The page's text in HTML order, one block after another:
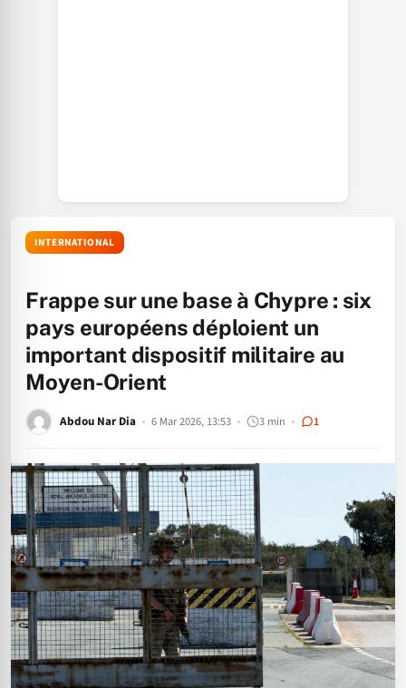
INTERNATIONAL
Frappe sur une base à Chypre : six
pays européens déploient un
important dispositif militaire au
Moyen-Orient
Abdou Nar Dia 6 Mar 2026, 13:53 3 min 1